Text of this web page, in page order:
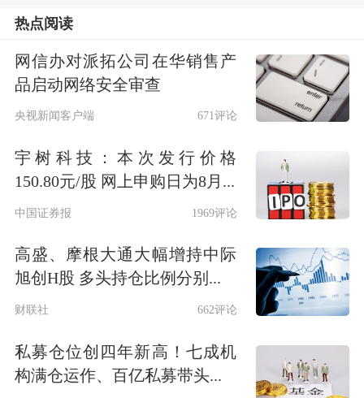
SK海力士表示，最终ADS发行价将
股普通股在定价前的最后成交价、市场
状况等因素。
这意味着确定发行价前韩国股票还有3
个交易日。每份ADS定价增减1美元，
以来，SK海力士累计下跌11.58%，主
要受上周Meta“卖算力”的风波影响。
热点阅读
网信办对派拓公司在华销售产
品启动网络安全审查
央视新闻客户端 671评论
宇树科技：本次发行价格
150.80元/股 网上申购日为8月...
中国证券报 1969评论
高盛、摩根大通大幅增持中际
旭创H股 多头持仓比例分别...
财联社 662评论
私募仓位创四年新高！七成机
构满仓运作、百亿私募带头...